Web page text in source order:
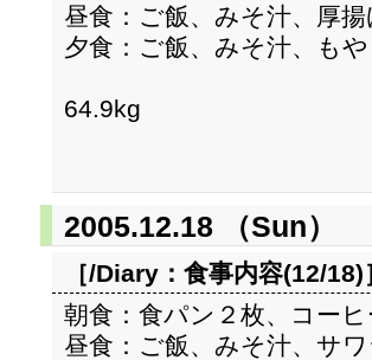
昼食：ご飯、みそ汁、厚
夕食：ご飯、みそ汁、も
64.9kg
2005.12.18 （Sun）
［/Diary： 食事内容(12/18)
朝食：食パン２枚、コー
昼食：ご飯、みそ汁、サ